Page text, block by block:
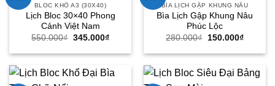
BLOC KHỔ A3 (30X40)
Lịch Bloc 30×40 Phong
Cảnh Việt Nam
550.000₫ Giá
là:
345.000₫Giá
tại
345.000₫.
BÌA LỊCH GẬP KHUNG NÂU
Bìa Lịch Gập Khung Nâu
Phúc Lộc
280.000₫
Giá
là:
150.000₫Giá
tại